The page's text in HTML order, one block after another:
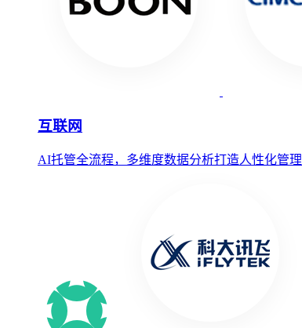
互联网
AI托管全流程，多维度数据分析打造人性化管理